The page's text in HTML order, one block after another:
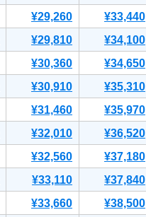
¥29,260 ¥33,440
¥29,810 ¥34,100
¥30,360 ¥34,650
¥30,910 ¥35,310
¥31,460 ¥35,970
¥32,010 ¥36,520
¥32,560 ¥37,180
¥33,110 ¥37,840
¥33,660 ¥38,500